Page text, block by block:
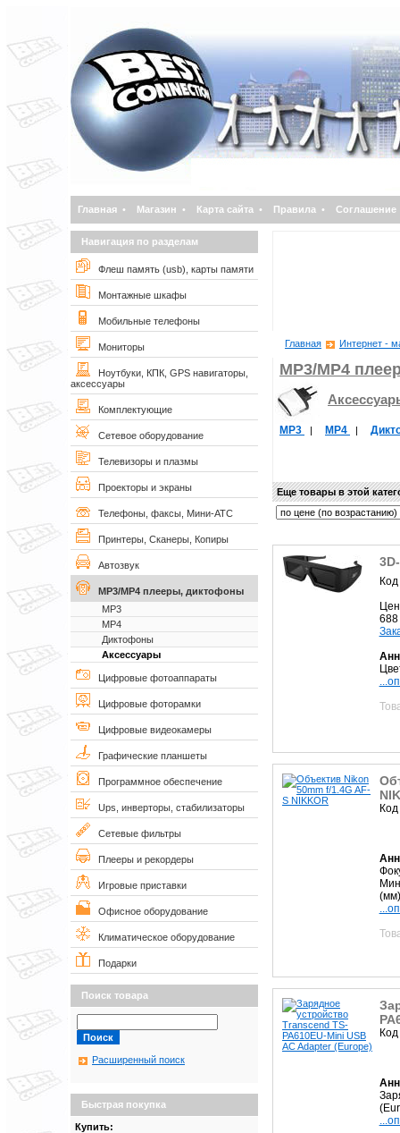
Главная • Магазин • Карта сайта • Правила • Соглашение
Навигация по разделам
Флеш память (usb), карты памяти
Монтажные шкафы
Мобильные телефоны
Мониторы
Ноутбуки, КПК, GPS навигаторы,
аксессуары
Комплектующие
Сетевое оборудование
Телевизоры и плазмы
Проекторы и экраны
Телефоны, факсы, Мини-АТС
Принтеры, Сканеры, Копиры
Автозвук
MP3/MP4 плееры, диктофоны
MP3
MP4
Диктофоны
Аксессуары
Цифровые фотоаппараты
Цифровые фоторамки
Цифровые видеокамеры
Графические планшеты
Программное обеспечение
Ups, инверторы, стабилизаторы
Сетевые фильтры
Плееры и рекордеры
Игровые приставки
Офисное оборудование
Климатическое оборудование
Подарки
Поиск товара
Расширенный поиск
Быстрая покупка
Купить:
Главная Интернет -
MP3/MP4
MP3 | MP4 |
Еще товары в этой